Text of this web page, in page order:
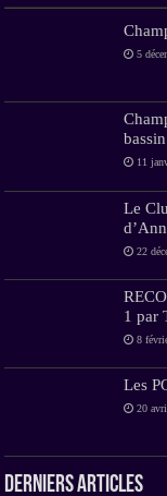
5
11
Le
22
1 par
8
Les
20
Derniers Articles